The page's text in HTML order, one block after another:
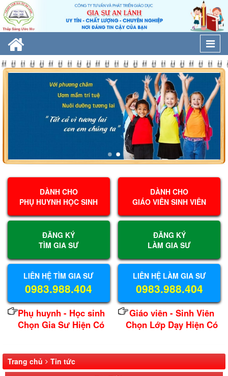
DÀNH CHO
PHỤ HUYNH HỌC SINH
ĐĂNG KÝ
TÌM GIA SƯ
LIÊN HỆ TÌM GIA SƯ
0983.988.404
Phụ huynh - Học sinh
Chọn Gia Sư Hiện Có
DÀNH CHO
GIÁO VIÊN SINH VIÊN
ĐĂNG KÝ
LÀM GIA SƯ
LIÊN HỆ LÀM GIA SƯ
0983.988.404
Giáo viên - Sinh Viên
Chọn Lớp Dạy Hiện Có
Trang chủ
Tin tức